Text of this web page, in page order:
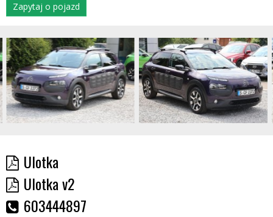
Zapytaj o pojazd
Ulotka
Ulotka v2
603444897